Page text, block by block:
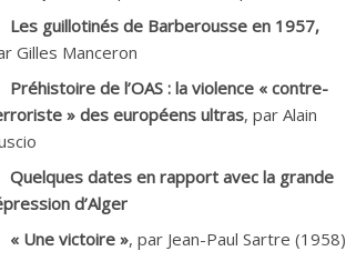
Baghdad*
Boualem*
Rachid
Les guillotinés de Barberousse en 1957,
Gilles Manceron
Préhistoire de l’OAS : la violence « contre-
» des européens ultras, par Alain
Quelques dates en rapport avec la grande
d’Alger
« Une victoire », par Jean-Paul Sartre (1958)